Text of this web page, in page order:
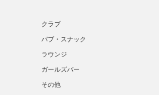
クラブ
パブ・スナック
ラウンジ
ガールズバー
その他